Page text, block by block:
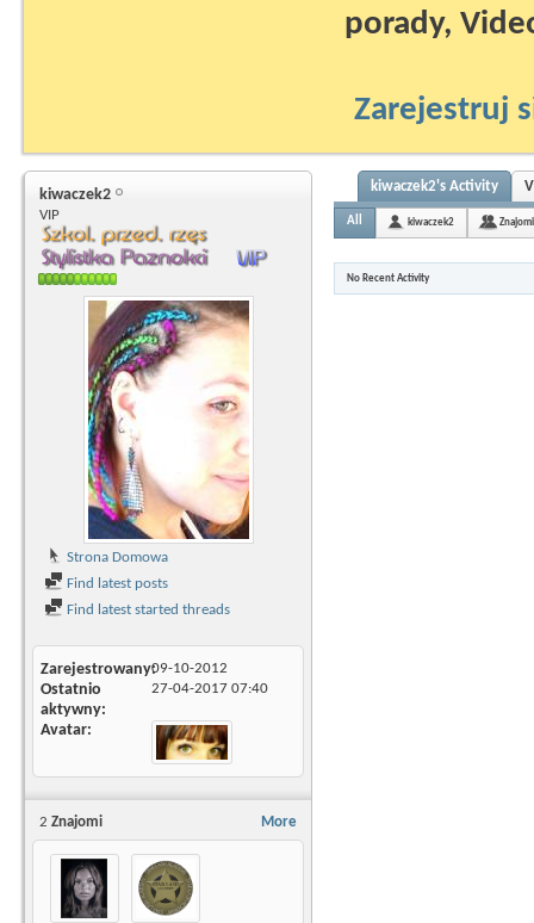
porady,
Zarejestruj
kiwaczek2
VIP
Strona Domowa
Find latest posts
Find latest started threads
Zarejestrowany09-10-2012
Ostatnio
aktywny
27-04-2017 07:40
Avatar
More
2 Znajomi
kiwaczek2's Activity
All kiwaczek2 Znajomi
No Recent Activity